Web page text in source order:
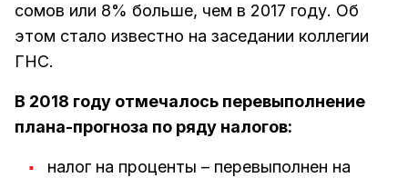
сомов или 8% больше, чем в 2017 году. Об
этом стало известно на заседании коллегии
ГНС.
В 2018 году отмечалось перевыполнение
плана-прогноза по ряду налогов:
налог на проценты – перевыполнен на